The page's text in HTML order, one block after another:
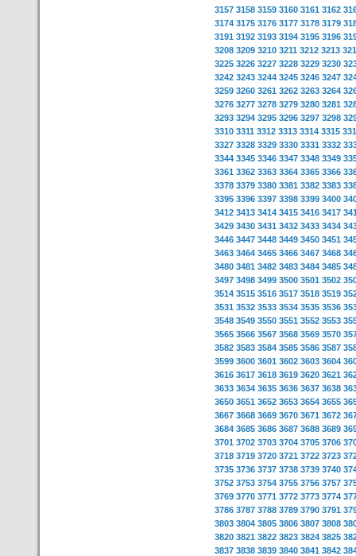
3157 3158 3159 3160 3161 3162
3174 3175 3176 3177 3178 3179
3191 3192 3193 3194 3195 3196
3208 3209 3210 3211 3212 3213
3225 3226 3227 3228 3229 3230
3242 3243 3244 3245 3246 3247
3259 3260 3261 3262 3263 3264
3276 3277 3278 3279 3280 3281
3293 3294 3295 3296 3297 3298
3310 3311 3312 3313 3314 3315
3327 3328 3329 3330 3331 3332
3344 3345 3346 3347 3348 3349
3361 3362 3363 3364 3365 3366
3378 3379 3380 3381 3382 3383
3395 3396 3397 3398 3399 3400
3412 3413 3414 3415 3416 3417
3429 3430 3431 3432 3433 3434
3446 3447 3448 3449 3450 3451
3463 3464 3465 3466 3467 3468
3480 3481 3482 3483 3484 3485
3497 3498 3499 3500 3501 3502
3514 3515 3516 3517 3518 3519
3531 3532 3533 3534 3535 3536
3548 3549 3550 3551 3552 3553
3565 3566 3567 3568 3569 3570
3582 3583 3584 3585 3586 3587
3599 3600 3601 3602 3603 3604
3616 3617 3618 3619 3620 3621
3633 3634 3635 3636 3637 3638
3650 3651 3652 3653 3654 3655
3667 3668 3669 3670 3671 3672
3684 3685 3686 3687 3688 3689
3701 3702 3703 3704 3705 3706
3718 3719 3720 3721 3722 3723
3735 3736 3737 3738 3739 3740
3752 3753 3754 3755 3756 3757
3769 3770 3771 3772 3773 3774
3786 3787 3788 3789 3790 3791
3803 3804 3805 3806 3807 3808
3820 3821 3822 3823 3824 3825
3837 3838 3839 3840 3841 3842